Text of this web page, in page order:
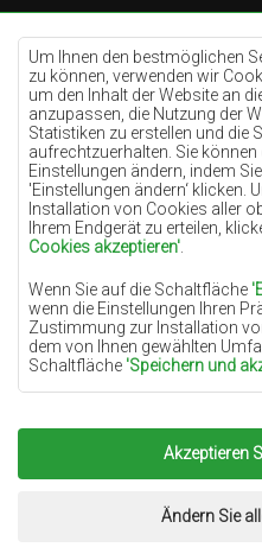
Um Ihnen den bestmöglichen
zu können, verwenden wir
um den Inhalt der Website an
anzupassen, die Nutzung der
Statistiken zu erstellen und die
aufrechtzuerhalten. Sie können
Einstellungen ändern, indem
'Einstellungen ändern‘ klicken.
Installation von Cookies aller
Ihrem Endgerät zu erteilen,
Cookies akzeptieren'
Wenn Sie auf die Schaltfläche
wenn die Einstellungen Ihren
Zustimmung zur Installation
dem von Ihnen gewählten
Schaltfläche 'Speichern und
Grundlage für die Verarbeitung
Datenverwalters
Bereitstellung qualitativ
Website und der
seiner vertrauenswürdigen
Akzeptieren
Ändern Sie
Teppiche
Copyright 2022
Umsetzung: